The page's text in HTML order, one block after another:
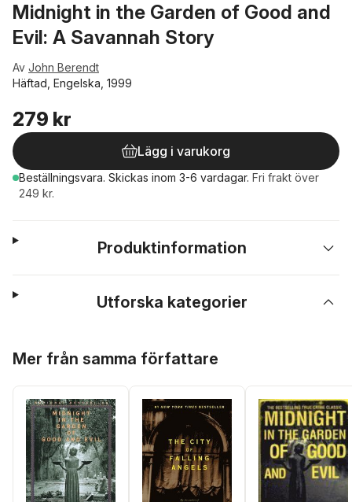
Midnight in the Garden of Good and
Evil: A Savannah Story
Av John Berendt
Häftad, Engelska, 1999
279 kr
Lägg i varukorg
Beställningsvara. Skickas inom 3-6 vardagar. Fri frakt över
249 kr.
Produktinformation
Utforska kategorier
Mer från samma författare